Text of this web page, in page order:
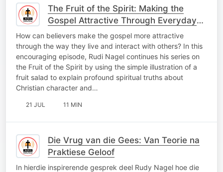
The Fruit of the Spirit: Making the
Gospel Attractive Through Everyday
Faith
How can believers make the gospel more attractive
through the way they live and interact with others? In this
encouraging episode, Rudi Nagel continues his series on
the Fruit of the Spirit by using the simple illustration of a
fruit salad to explain profound spiritual truths about
Christian character and…
21 JUL 11 MIN
Die Vrug van die Gees: Van Teorie na
Praktiese Geloof
In hierdie inspirerende gesprek deel Rudy Nagel hoe die